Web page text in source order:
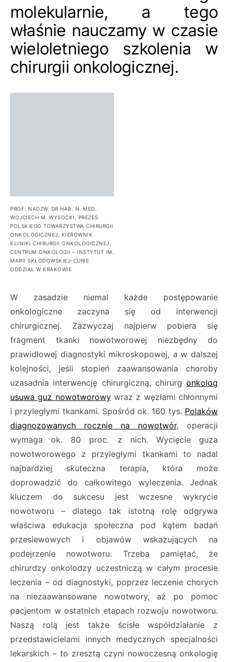
molekularnie, a tego
właśnie nauczamy w czasie
wieloletniego szkolenia w
chirurgii onkologicznej.
PROF. NADZW. DR HAB. N. MED.
WOJCIECH M. WYSOCKI, PREZES
POLSKIEGO TOWARZYSTWA CHIRURGII
ONKOLOGICZNEJ, KIEROWNIK
KLINIKI CHIRURGII ONKOLOGICZNEJ,
CENTRUM ONKOLOGII – INSTYTUT IM.
MARII SKŁODOWSKIEJ-CURIE
ODDZIAŁ W KRAKOWIE
W zasadzie niemal każde postępowanie
onkologiczne zaczyna się od interwencji
chirurgicznej. Zazwyczaj najpierw pobiera się
fragment tkanki nowotworowej niezbędny do
prawidłowej diagnostyki mikroskopowej, a w dalszej
kolejności, jeśli stopień zaawansowania choroby
uzasadnia interwencję chirurgiczną, chirurg onkolog
usuwa guz nowotworowywraz z węzłami chłonnymi
i przyległymi tkankami. Spośród ok. 160 tys. Polaków
diagnozowanych rocznie na nowotwór, operacji
wymaga ok. 80 proc. z nich. Wycięcie guza
nowotworowego z przyległymi tkankami to nadal
najbardziej skuteczna terapia, która może
doprowadzić do całkowitego wyleczenia. Jednak
kluczem do sukcesu jest wczesne wykrycie
nowotworu – dlatego tak istotną rolę odgrywa
właściwa edukacja społeczna pod kątem badań
przesiewowych i objawów wskazujących na
podejrzenie nowotworu. Trzeba pamiętać, że
chirurdzy onkolodzy uczestniczą w całym procesie
leczenia – od diagnostyki, poprzez leczenie chorych
na niezaawansowane nowotwory, aż po pomoc
pacjentom w ostatnich etapach rozwoju nowotworu.
Naszą rolą jest także ścisłe współdziałanie z
przedstawicielami innych medycznych specjalności
lekarskich – to zresztą czyni nowoczesną onkologię